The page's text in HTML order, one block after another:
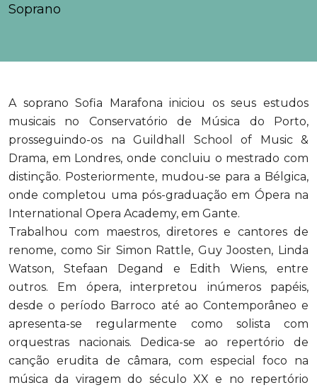
Soprano
A soprano Sofia Marafona iniciou os seus estudos
musicais no Conservatório de Música do Porto,
prosseguindo-os na Guildhall School of Music &
Drama, em Londres, onde concluiu o mestrado com
distinção. Posteriormente, mudou-se para a Bélgica,
onde completou uma pós-graduação em Ópera na
International Opera Academy, em Gante.
Trabalhou com maestros, diretores e cantores de
renome, como Sir Simon Rattle, Guy Joosten, Linda
Watson, Stefaan Degand e Edith Wiens, entre
outros. Em ópera, interpretou inúmeros papéis,
desde o período Barroco até ao Contemporâneo e
apresenta-se regularmente como solista com
orquestras nacionais. Dedica-se ao repertório de
canção erudita de câmara, com especial foco na
música da viragem do século XX e no repertório